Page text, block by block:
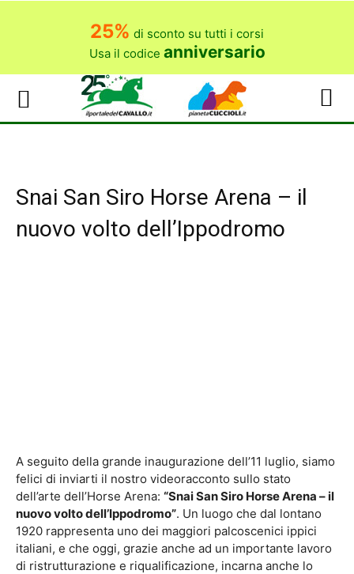
25% di sconto su tutti i corsi
Usa il codice anniversario
Snai San Siro Horse Arena – il
nuovo volto dell’Ippodromo
A seguito della grande inaugurazione dell’11 luglio, siamo
felici di inviarti il nostro videoracconto sullo stato
dell’arte dell’Horse Arena: “Snai San Siro Horse Arena – il
nuovo volto dell’Ippodromo”. Un luogo che dal lontano
1920 rappresenta uno dei maggiori palcoscenici ippici
italiani, e che oggi, grazie anche ad un importante lavoro
di ristrutturazione e riqualificazione, incarna anche lo